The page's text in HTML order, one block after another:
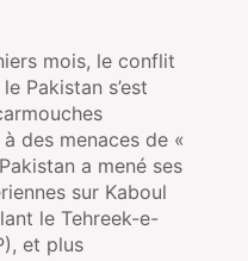
mois, le conflit
Pakistan s’est
des menaces de «
a mené ses
sur Kaboul
le Tehreek-e-
et plus